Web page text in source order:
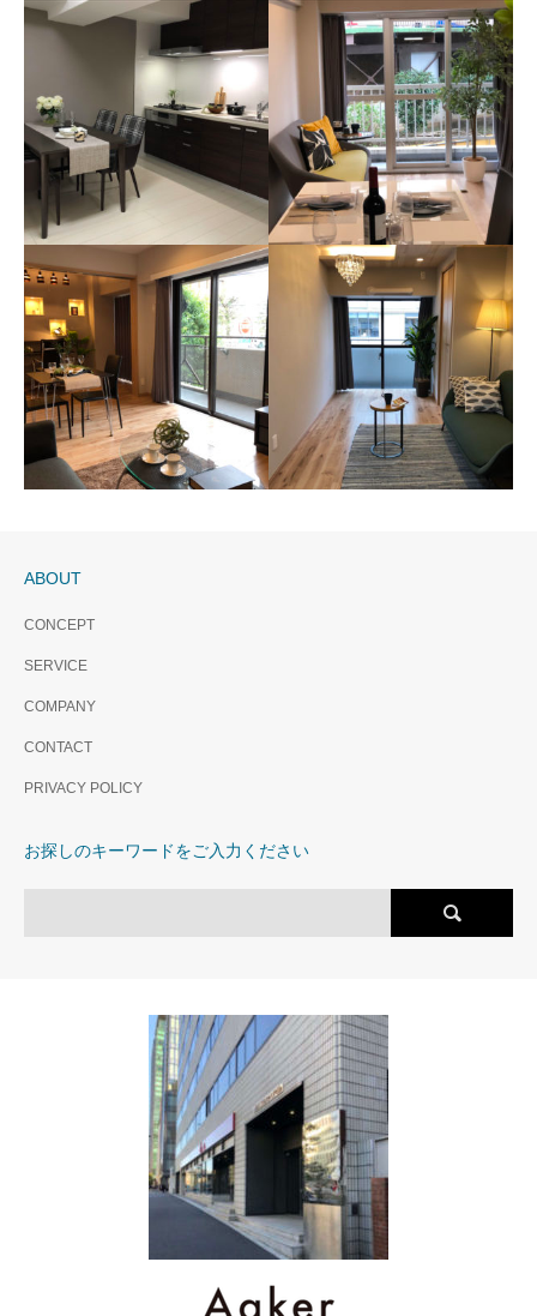
ニューライフ西早稲
田 販売終了
南向き10階住戸 陽当たり眺望
代々木ハビテーショ
ン 販売終了
東海道新幹線へのアクセスも
徒歩圏内。複数路線利用可能
ABOUT
CONCEPT
SERVICE
COMPANY
CONTACT
PRIVACY POLICY
お探しのキーワードをご入力ください